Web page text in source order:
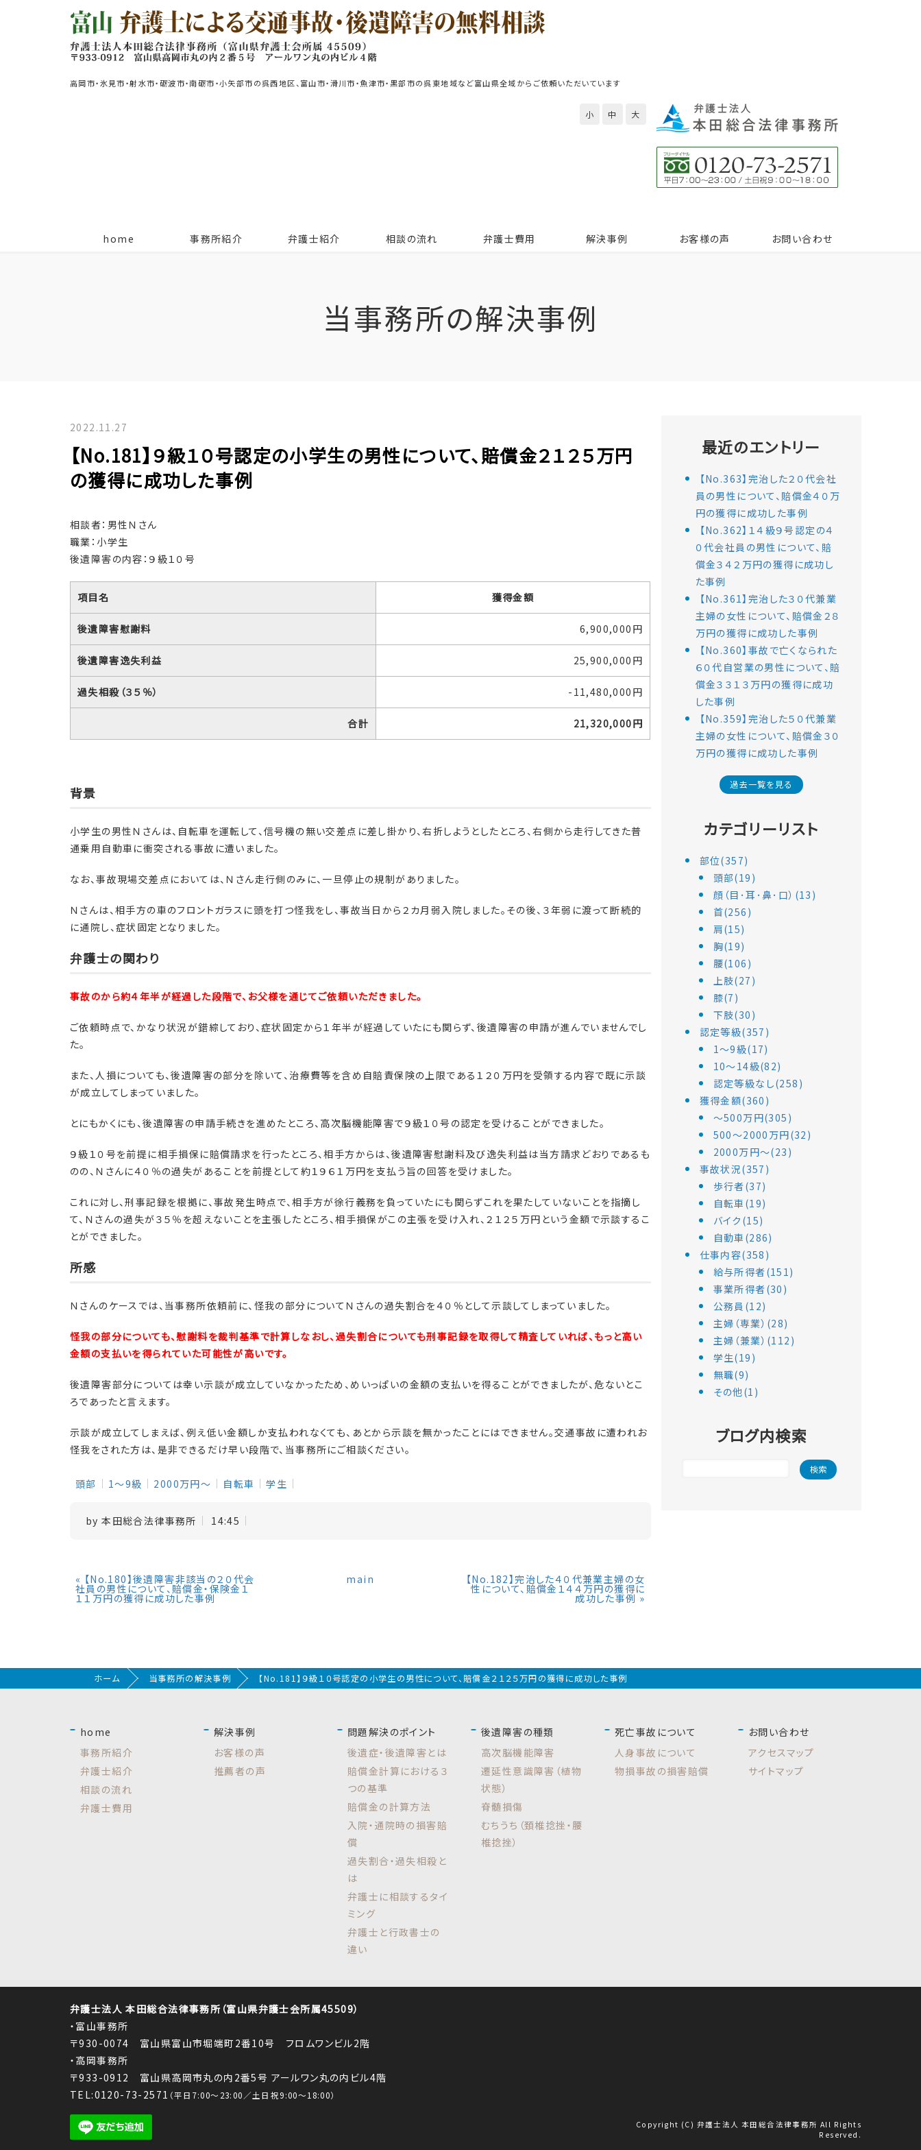
高岡市・氷見市・射水市・砺波市・南砺市・小矢部市の呉西地区、富山市・滑川市・魚津市・黒部市の呉東地域など富山県全域からご依頼いただいています
小 中 大
home 事務所紹介 弁護士紹介 相談の流れ 弁護士費用 解決事例 お客様の声 お問い合わせ
当事務所の解決事例
2022.11.27
【No.181】９級１０号認定の小学生の男性について、賠償金２１２５万円
の獲得に成功した事例
相談者：男性Ｎさん
職業：小学生
後遺障害の内容：９級１０号
項目名 獲得金額
後遺障害慰謝料 6,900,000円
後遺障害逸失利益 25,900,000円
過失相殺（３５％） -11,480,000円
合計 21,320,000円
背景
小学生の男性Ｎさんは、自転車を運転して、信号機の無い交差点に差し掛かり、右折しようとしたところ、右側から走行してきた普
通乗用自動車に衝突される事故に遭いました。
なお、事故現場交差点においては、Ｎさん走行側のみに、一旦停止の規制がありました。
Ｎさんは、相手方の車のフロントガラスに頭を打つ怪我をし、事故当日から２カ月弱入院しました。その後、３年弱に渡って断続的
に通院し、症状固定となりました。
弁護士の関わり
事故のから約４年半が経過した段階で、お父様を通じてご依頼いただきました。
ご依頼時点で、かなり状況が錯綜しており、症状固定から１年半が経過していたにも関らず、後遺障害の申請が進んでいませんでし
た。
また、人損についても、後遺障害の部分を除いて、治療費等を含め自賠責保険の上限である１２０万円を受領する内容で既に示談
が成立してしまっていました。
とにもかくにも、後遺障害の申請手続きを進めたところ、高次脳機能障害で９級１０号の認定を受けることができました。
９級１０号を前提に相手損保に賠償請求を行ったところ、相手方からは、後遺障害慰謝料及び逸失利益は当方請求どおりであるも
のの、Ｎさんに４０％の過失があることを前提として約１９６１万円を支払う旨の回答を受けました。
これに対し、刑事記録を根拠に、事故発生時点で、相手方が徐行義務を負っていたにも関らずこれを果たしていないことを指摘し
て、Ｎさんの過失が３５％を超えないことを主張したところ、相手損保がこの主張を受け入れ、２１２５万円という金額で示談するこ
とができました。
所感
Ｎさんのケースでは、当事務所依頼前に、怪我の部分についてＮさんの過失割合を４０％として示談してしまっていました。
怪我の部分についても、慰謝料を裁判基準で計算しなおし、過失割合についても刑事記録を取得して精査していれば、もっと高い
金額の支払いを得られていた可能性が高いです。
後遺障害部分については幸い示談が成立していなかったため、めいっぱいの金額の支払いを得ることができましたが、危ないとこ
ろであったと言えます。
示談が成立してしまえば、例え低い金額しか支払われなくても、あとから示談を無かったことにはできません。交通事故に遭われお
怪我をされた方は、是非できるだけ早い段階で、当事務所にご相談ください。
頭部 1～9級 2000万円～ 自転車 学生
by本田総合法律事務所 14:45
« 【No.180】後遺障害非該当の２０代会
社員の男性について、賠償金・保険金１
１１万円の獲得に成功した事例
main 【No.182】完治した４０代兼業主婦の女
性について、賠償金１４４万円の獲得に
成功した事例 »
最近のエントリー
【No.363】完治した２０代会社
員の男性について、賠償金４０万
円の獲得に成功した事例
【No.362】１４級９号認定の４
０代会社員の男性について、賠
償金３４２万円の獲得に成功し
た事例
【No.361】完治した３０代兼業
主婦の女性について、賠償金２８
万円の獲得に成功した事例
【No.360】事故で亡くなられた
６０代自営業の男性について、賠
償金３３１３万円の獲得に成功
した事例
【No.359】完治した５０代兼業
主婦の女性について、賠償金３０
万円の獲得に成功した事例
過去一覧を見る
カテゴリーリスト
部位(357)
頭部(19)
顔（目･耳･鼻･口）(13)
首(256)
肩(15)
胸(19)
腰(106)
上肢(27)
膝(7)
下肢(30)
認定等級(357)
1～9級(17)
10～14級(82)
認定等級なし(258)
獲得金額(360)
～500万円(305)
500～2000万円(32)
2000万円～(23)
事故状況(357)
歩行者(37)
自転車(19)
バイク(15)
自動車(286)
仕事内容(358)
給与所得者(151)
事業所得者(30)
公務員(12)
主婦（専業）(28)
主婦（兼業）(112)
学生(19)
無職(9)
その他(1)
ブログ内検索
ホーム 当事務所の解決事例 【No.181】９級１０号認定の小学生の男性について、賠償金２１２５万円の獲得に成功した事例
home
事務所紹介
弁護士紹介
相談の流れ
弁護士費用
解決事例
お客様の声
推薦者の声
問題解決のポイント
後遺症・後遺障害とは
賠償金計算における３
つの基準
賠償金の計算方法
入院・通院時の損害賠
償
過失割合・過失相殺と
は
弁護士に相談するタイ
ミング
弁護士と行政書士の
違い
後遺障害の種類
高次脳機能障害
遷延性意識障害（植物
状態）
脊髄損傷
むちうち（頚椎捻挫・腰
椎捻挫）
死亡事故について
人身事故について
物損事故の損害賠償
お問い合わせ
アクセスマップ
サイトマップ
弁護士法人 本田総合法律事務所（富山県弁護士会所属45509）
・富山事務所
〒930-0074 富山県富山市堀端町2番10号 フロムワンビル2階
・高岡事務所
〒933-0912 富山県高岡市丸の内2番5号 アールワン丸の内ビル4階
TEL:0120-73-2571 （平日7:00～23:00／土日祝9:00～18:00）
Copyright (C) 弁護士法人 本田総合法律事務所 All Rights
Reserved.